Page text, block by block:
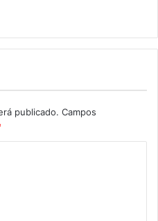
publicado. Campos